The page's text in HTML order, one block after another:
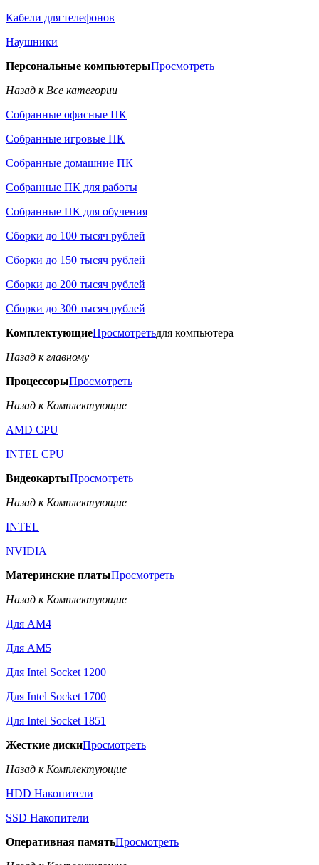
Кабели для телефонов
Наушники
Персональные компьютерыПросмотреть
Назад к Все категории
Собранные офисные ПК
Собранные игровые ПК
Собранные домашние ПК
Собранные ПК для работы
Собранные ПК для обучения
Сборки до 100 тысяч рублей
Сборки до 150 тысяч рублей
Сборки до 200 тысяч рублей
Сборки до 300 тысяч рублей
КомплектующиеПросмотретьдля компьютера
Назад к главному
ПроцессорыПросмотреть
Назад к Комплектующие
AMD CPU
INTEL CPU
ВидеокартыПросмотреть
Назад к Комплектующие
INTEL
NVIDIA
Материнские платыПросмотреть
Назад к Комплектующие
Для AM4
Для AM5
Для Intel Socket 1200
Для Intel Socket 1700
Для Intel Socket 1851
Жесткие дискиПросмотреть
Назад к Комплектующие
HDD Накопители
SSD Накопители
Оперативная памятьПросмотреть